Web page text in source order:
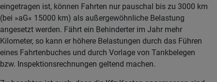
eingetragen ist, können Fahrten nur pauschal bis zu 3000 km
(bei »aG« 15000 km) als außergewöhnliche Belastung
angesetzt werden. Fährt ein Behinderter im Jahr mehr
Kilometer, so kann er höhere Belastungen durch das Führen
eines Fahrtenbuches und durch Vorlage von Tankbelegen
bzw. Inspektionsrechnungen geltend machen.